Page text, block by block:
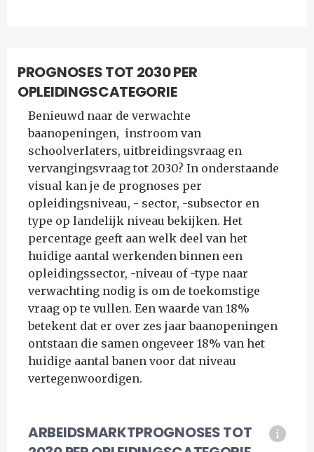
PROGNOSES TOT 2030 PER
OPLEIDINGSCATEGORIE
Benieuwd naar de verwachte
baanopeningen, instroom van
schoolverlaters, uitbreidingsvraag en
vervangingsvraag tot 2030? In onderstaande
visual kan je de prognoses per
opleidingsniveau, - sector, -subsector en
type op landelijk niveau bekijken. Het
percentage geeft aan welk deel van het
huidige aantal werkenden binnen een
opleidingssector, -niveau of -type naar
verwachting nodig is om de toekomstige
vraag op te vullen. Een waarde van 18%
betekent dat er over zes jaar baanopeningen
ontstaan die samen ongeveer 18% van het
huidige aantal banen voor dat niveau
vertegenwoordigen.
ARBEIDSMARKTPROGNOSES TOT